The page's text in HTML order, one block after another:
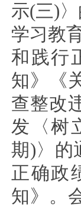
示(三)
学习教
和践行
知》《
查整改
发〈树
期)〉的
正确政
知》。